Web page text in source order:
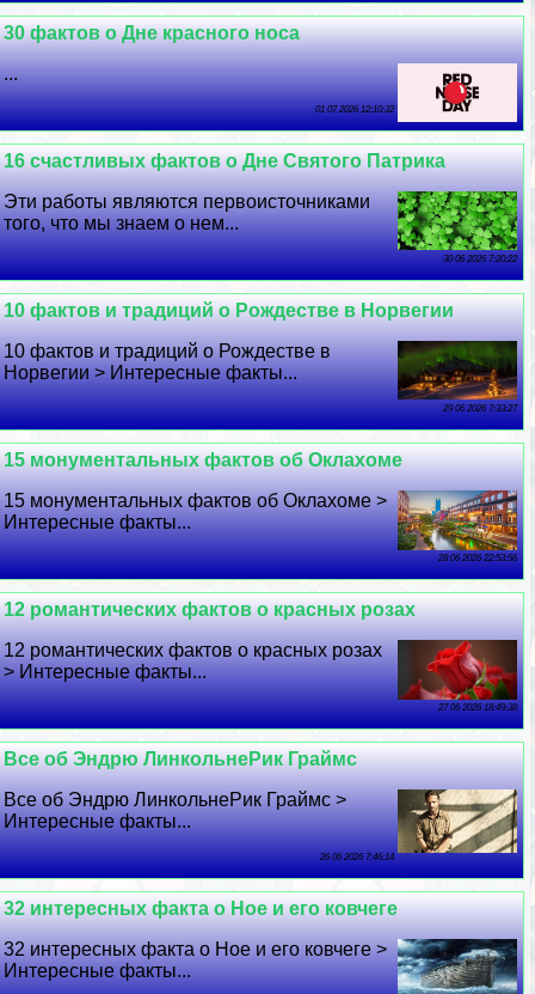
30 фактов о Дне красного носа
...
01 07 2026 12:10:32
16 счастливых фактов о Дне Святого Патрика
Эти работы являются первоисточниками
того, что мы знаем о нем...
30 06 2026 7:20:22
10 фактов и традиций о Рождестве в Норвегии
10 фактов и традиций о Рождестве в
Норвегии > Интересные факты...
29 06 2026 7:33:27
15 монументальных фактов об Оклахоме
15 монументальных фактов об Оклахоме >
Интересные факты...
28 06 2026 22:53:56
12 романтических фактов о красных розах
12 романтических фактов о красных розах
> Интересные факты...
27 06 2026 18:49:38
Все об Эндрю ЛинкольнеРик Граймс
Все об Эндрю ЛинкольнеРик Граймс >
Интересные факты...
26 06 2026 7:46:14
32 интересных факта о Ное и его ковчеге
32 интересных факта о Ное и его ковчеге >
Интересные факты...